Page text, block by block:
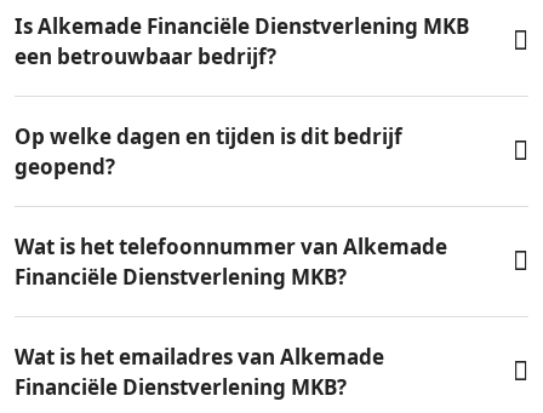
Is Alkemade Financiële Dienstverlening MKB
een betrouwbaar bedrijf?
Op welke dagen en tijden is dit bedrijf
geopend?
Wat is het telefoonnummer van Alkemade
Financiële Dienstverlening MKB?
Wat is het emailadres van Alkemade
Financiële Dienstverlening MKB?